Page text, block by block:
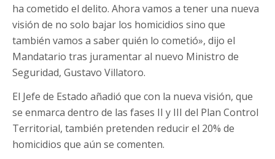
ha cometido el delito. Ahora vamos a tener una nueva
visión de no solo bajar los homicidios sino que
también vamos a saber quién lo cometió», dijo el
Mandatario tras juramentar al nuevo Ministro de
Seguridad, Gustavo Villatoro.
El Jefe de Estado añadió que con la nueva visión, que
se enmarca dentro de las fases II y III del Plan Control
Territorial, también pretenden reducir el 20% de
homicidios que aún se comenten.